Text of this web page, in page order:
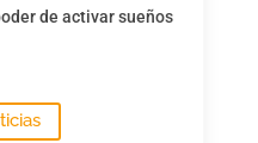
de activar sueños